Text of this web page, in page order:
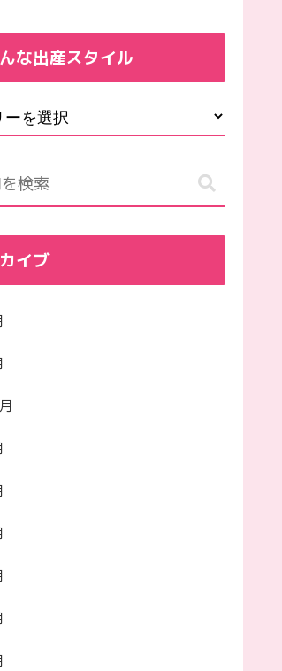
な出産スタイル
イブ